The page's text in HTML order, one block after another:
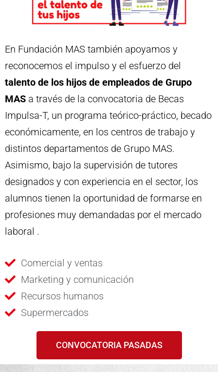
En Fundación MAS también apoyamos y
reconocemos el impulso y el esfuerzo del
talento de los hijos de empleados de Grupo
MAS a través de la convocatoria de Becas
Impulsa-T, un programa teórico-práctico, becado
económicamente, en los centros de trabajo y
distintos departamentos de Grupo MAS.
Asimismo, bajo la supervisión de tutores
designados y con experiencia en el sector, los
alumnos tienen la oportunidad de formarse en
profesiones muy demandadas por el mercado
laboral .
Comercial y ventas
Marketing y comunicación
Recursos humanos
Supermercados
CONVOCATORIA PASADAS